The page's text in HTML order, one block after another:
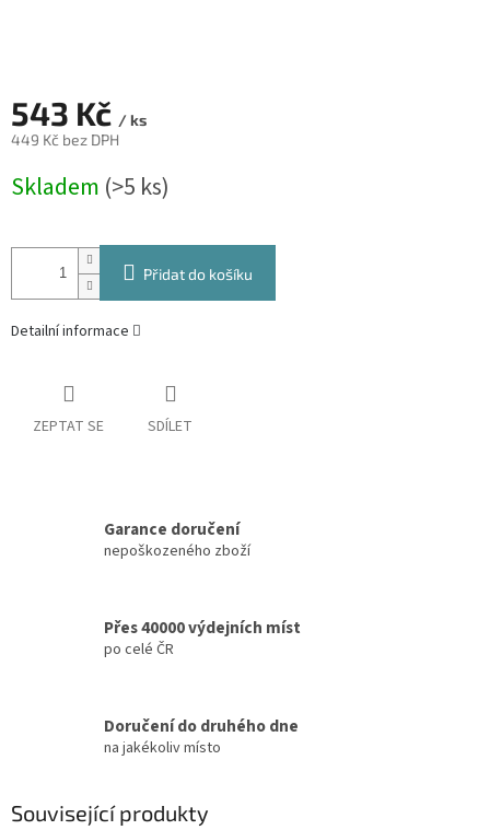
543 Kč / ks
449 Kč bez DPH
cena:
Skladem (>5 ks)
Přidat do košíku
Detailní informace
ZEPTAT SE SDÍLET
Garance doručení
nepoškozeného zboží
Přes 40000 výdejních míst
po celé ČR
Doručení do druhého dne
na jakékoliv místo
Související produkty